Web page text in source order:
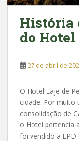
História
do Hotel
27 de abril de
O Hotel Laje de
cidade. Por muito
consolidação de
o Hotel pertencia
foi vendido a LPD